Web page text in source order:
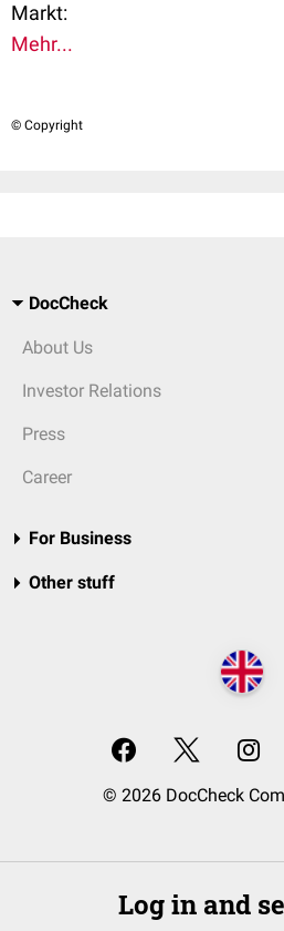
Markt:
Mehr...
© Copyright
DocCheck
About Us
Investor Relations
Press
Career
For Business
Other stuff
© 2026 DocCheck
Log in and